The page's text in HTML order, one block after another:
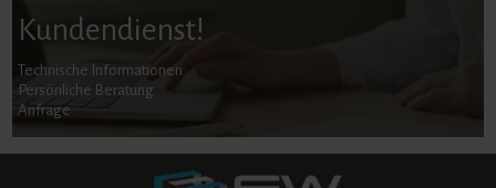
Kundendienst!
Technische Informationen
Persönliche Beratung
Anfrage